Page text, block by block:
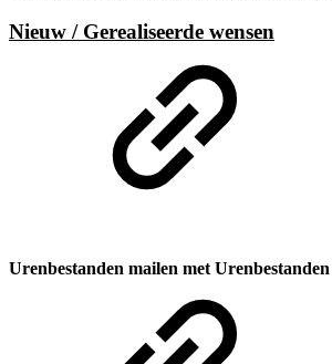
Nieuw / Gerealiseerde wensen
Urenbestanden mailen met